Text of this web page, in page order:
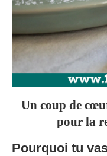
Un coup de
pour la
Pourquoi tu